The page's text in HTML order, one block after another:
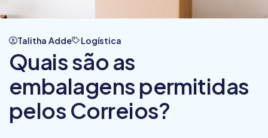
Talitha Adde Logística
Quais são as
embalagens permitidas
pelos Correios?